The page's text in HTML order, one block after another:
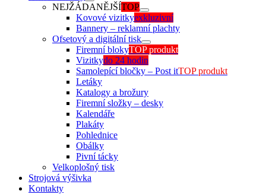
NEJŽÁDANĚJŠÍTOP
Kovové vizitkyexkluzivní
Bannery – reklamní plachty
Ofsetový a digitální tisk
Firemní blokyTOP produkt
Vizitkydo 24 hodin
Samolepící bločky – Post itTOP produkt
Letáky
Katalogy a brožury
Firemní složky – desky
Kalendáře
Plakáty
Pohlednice
Obálky
Pivní tácky
Velkoplošný tisk
Strojová výšivka
Kontakty